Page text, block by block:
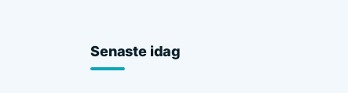
Senaste idag